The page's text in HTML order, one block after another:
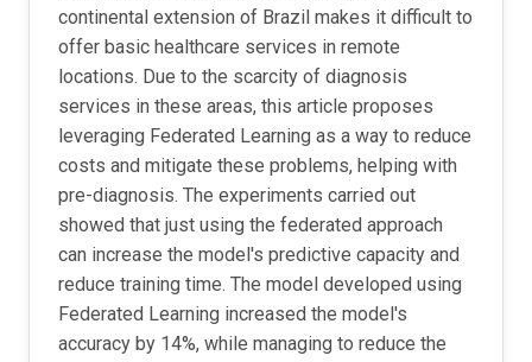
continental extension of Brazil makes it difficult to
offer basic healthcare services in remote
locations. Due to the scarcity of diagnosis
services in these areas, this article proposes
leveraging Federated Learning as a way to reduce
costs and mitigate these problems, helping with
pre-diagnosis. The experiments carried out
showed that just using the federated approach
can increase the model's predictive capacity and
reduce training time. The model developed using
Federated Learning increased the model's
accuracy by 14%, while managing to reduce the